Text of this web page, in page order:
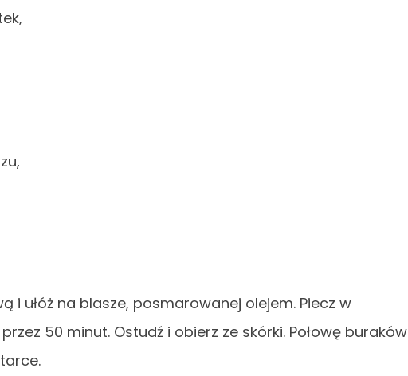
i ułóż na blasze, posmarowanej olejem. Piecz w
50 minut. Ostudź i obierz ze skórki. Połowę buraków